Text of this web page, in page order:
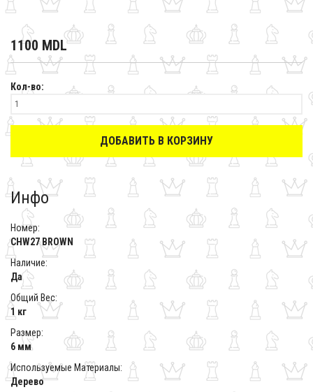
1100 MDL
Кол-во:
ДОБАВИТЬ В КОРЗИНУ
Инфо
Номер:
CHW27 BROWN
Наличие:
Да
Общий Вес:
1 кг
Размер:
6 мм
Используемые Материалы:
Дерево